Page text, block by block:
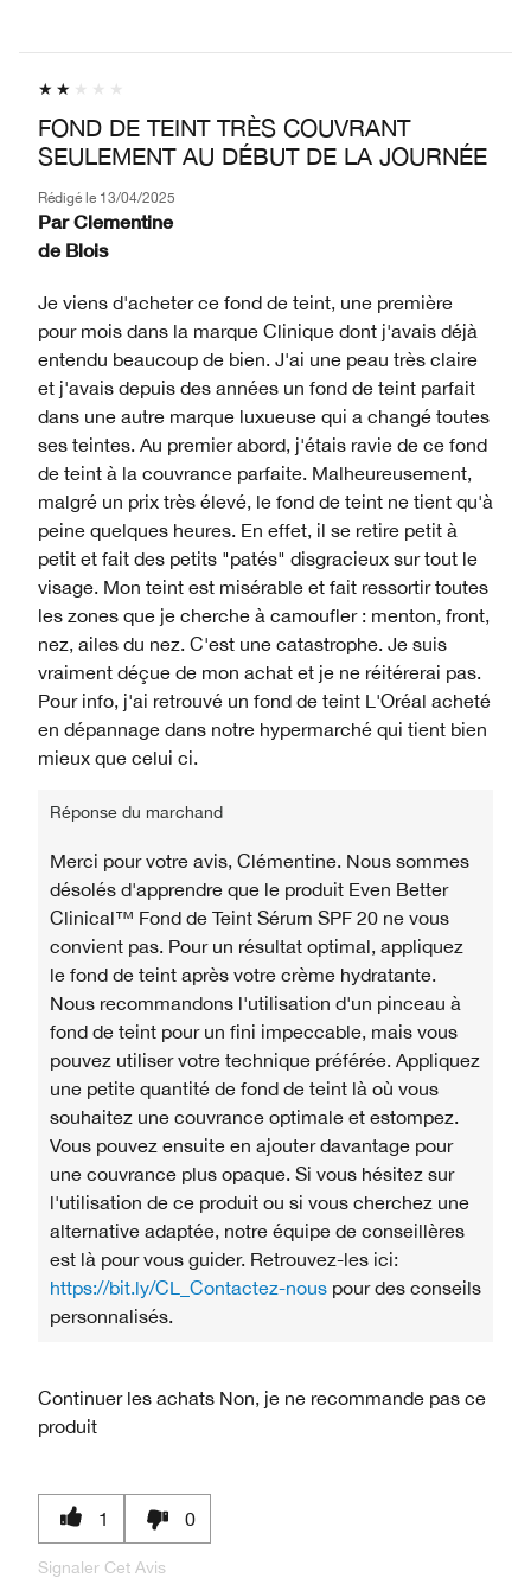
FOND DE TEINT TRÈS COUVRANT
SEULEMENT AU DÉBUT DE LA JOURNÉE
Rédigé le 13/04/2025
Par Clementine
de Blois
Je viens d'acheter ce fond de teint, une première
pour mois dans la marque Clinique dont j'avais déjà
entendu beaucoup de bien. J'ai une peau très claire
et j'avais depuis des années un fond de teint parfait
dans une autre marque luxueuse qui a changé toutes
ses teintes. Au premier abord, j'étais ravie de ce fond
de teint à la couvrance parfaite. Malheureusement,
malgré un prix très élevé, le fond de teint ne tient qu'à
peine quelques heures. En effet, il se retire petit à
petit et fait des petits "patés" disgracieux sur tout le
visage. Mon teint est misérable et fait ressortir toutes
les zones que je cherche à camoufler : menton, front,
nez, ailes du nez. C'est une catastrophe. Je suis
vraiment déçue de mon achat et je ne réitérerai pas.
Pour info, j'ai retrouvé un fond de teint L'Oréal acheté
en dépannage dans notre hypermarché qui tient bien
mieux que celui ci.
Réponse du marchand
Merci pour votre avis, Clémentine. Nous sommes
désolés d'apprendre que le produit Even Better
Clinical™ Fond de Teint Sérum SPF 20 ne vous
convient pas. Pour un résultat optimal, appliquez
le fond de teint après votre crème hydratante.
Nous recommandons l'utilisation d'un pinceau à
fond de teint pour un fini impeccable, mais vous
pouvez utiliser votre technique préférée. Appliquez
une petite quantité de fond de teint là où vous
souhaitez une couvrance optimale et estompez.
Vous pouvez ensuite en ajouter davantage pour
une couvrance plus opaque. Si vous hésitez sur
l'utilisation de ce produit ou si vous cherchez une
alternative adaptée, notre équipe de conseillères
est là pour vous guider. Retrouvez-les ici:
https://bit.ly/CL_Contactez-nous pour des conseils
personnalisés.
Continuer les achats Non, je ne recommande pas ce
produit
1 0
Signaler Cet Avis